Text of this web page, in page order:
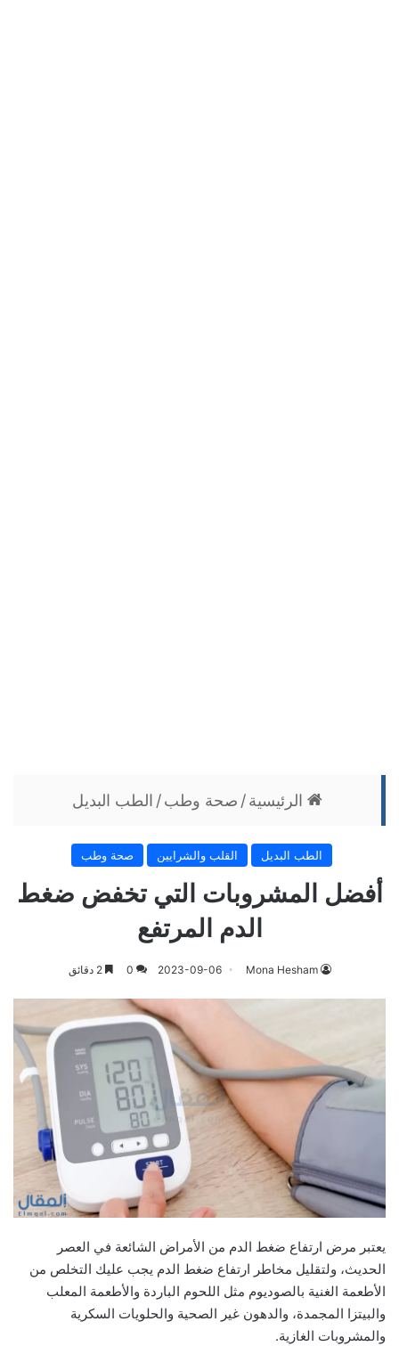
الرئيسية/ صحة وطب/ الطب البديل
الطب البديل القلب والشرايين صحة وطب
أفضل المشروبات التي تخفض ضغط
الدم المرتفع
Mona Hesham
2023-09-06
0 2 دقائق
يعتبر مرض ارتفاع ضغط الدم من الأمراض الشائعة في العصر
الحديث، ولتقليل مخاطر ارتفاع ضغط الدم يجب عليك التخلص من
الأطعمة الغنية بالصوديوم مثل اللحوم الباردة والأطعمة المعلب
والبيتزا المجمدة، والدهون غير الصحية والحلويات السكرية
والمشروبات الغازية.